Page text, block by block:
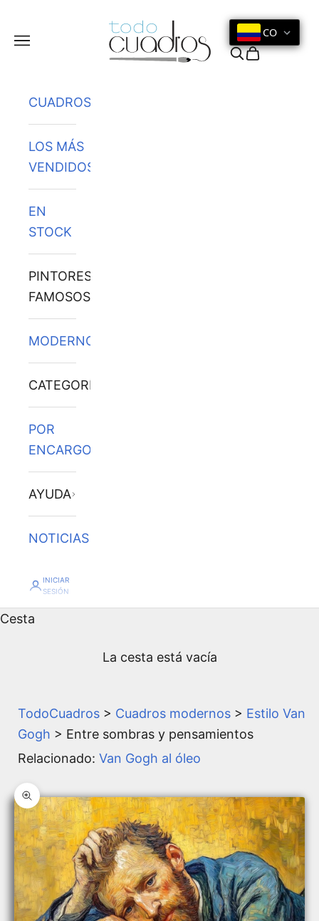
Menú
CO
Buscar
Cesta
CUADROS
LOS MÁS
VENDIDOS
EN
STOCK
PINTORES
FAMOSOS
MODERNOS
CATEGORÍAS
POR
ENCARGO
AYUDA
NOTICIAS
INICIAR
SESIÓN
Cesta
La cesta está vacía
TodoCuadros > Cuadros modernos > Estilo Van
Gogh > Entre sombras y pensamientos
Relacionado: Van Gogh al óleo
Zoom